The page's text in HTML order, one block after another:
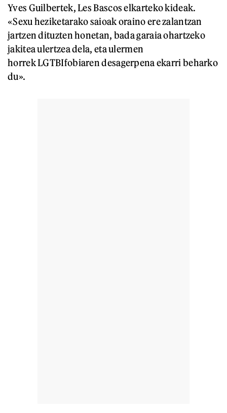
Yves Guilbertek, Les Bascos elkarteko kideak.
«Sexu heziketarako saioak oraino ere zalantzan
jartzen dituzten honetan, bada garaia ohartzeko
jakitea ulertzea dela, eta ulermen
horrek LGTBIfobiaren desagerpena ekarri beharko
du».